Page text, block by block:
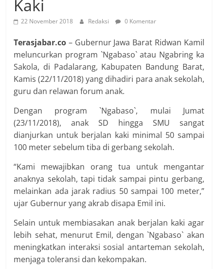
Kaki
22 November 2018 Redaksi 0 Komentar
Terasjabar.co – Gubernur Jawa Barat Ridwan Kamil
meluncurkan program `Ngabaso` atau Ngabring ka
Sakola, di Padalarang, Kabupaten Bandung Barat,
Kamis (22/11/2018) yang dihadiri para anak sekolah,
guru dan relawan forum anak.
Dengan program `Ngabaso`, mulai Jumat
(23/11/2018), anak SD hingga SMU sangat
dianjurkan untuk berjalan kaki minimal 50 sampai
100 meter sebelum tiba di gerbang sekolah.
“Kami mewajibkan orang tua untuk mengantar
anaknya sekolah, tapi tidak sampai pintu gerbang,
melainkan ada jarak radius 50 sampai 100 meter,”
ujar Gubernur yang akrab disapa Emil ini.
Selain untuk membiasakan anak berjalan kaki agar
lebih sehat, menurut Emil, dengan `Ngabaso` akan
meningkatkan interaksi sosial antarteman sekolah,
menjaga toleransi dan kekompakan.